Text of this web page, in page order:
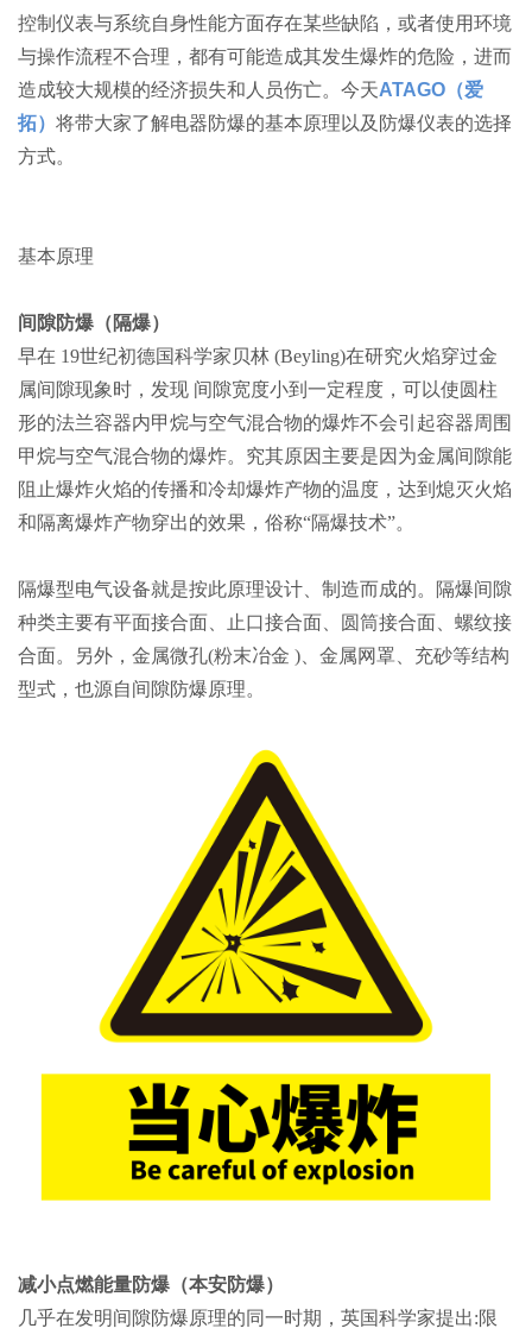
控制仪表与系统自身性能方面存在某些缺陷，或者使用环境
与操作流程不合理，都有可能造成其发生爆炸的危险，进而
造成较大规模的经济损失和人员伤亡。今天ATAGO （爱
拓）将带大家了解电器防爆的基本原理以及防爆仪表的选择
方式。
基本原理
间隙防爆（隔爆）
早在 19世纪初德国科学家贝林 (Beyling)在研究火焰穿过金
属间隙现象时，发现 间隙宽度小到一定程度，可以使圆柱
形的法兰容器内甲烷与空气混合物的爆炸不会引起容器周围
甲烷与空气混合物的爆炸。究其原因主要是因为金属间隙能
阻止爆炸火焰的传播和冷却爆炸产物的温度，达到熄灭火焰
和隔离爆炸产物穿出的效果，俗称“隔爆技术”。
隔爆型电气设备就是按此原理设计、制造而成的。隔爆间隙
种类主要有平面接合面、止口接合面、圆筒接合面、螺纹接
合面。另外，金属微孔(粉末冶金 )、金属网罩、充砂等结构
型式，也源自间隙防爆原理。
减小点燃能量防爆（本安防爆）
几乎在发明间隙防爆原理的同一时期，英国科学家提出:限